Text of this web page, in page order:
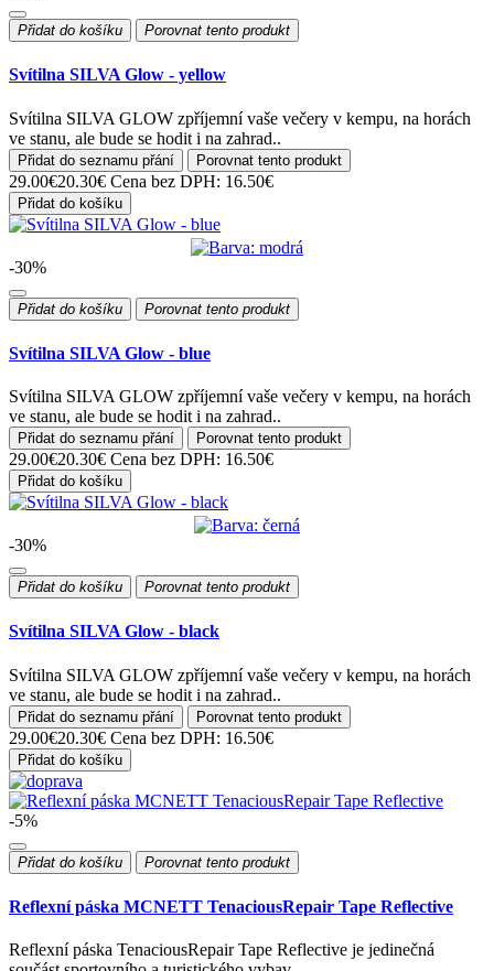
Přidat do košíku Porovnat tento produkt
Svítilna SILVA Glow - yellow
Svítilna SILVA GLOW zpříjemní vaše večery v kempu, na horách
ve stanu, ale bude se hodit i na zahrad..
Přidat do seznamu přání Porovnat tento produkt
29.00€20.30€ Cena bez DPH: 16.50€
Přidat do košíku
-30%
Přidat do košíku Porovnat tento produkt
Svítilna SILVA Glow - blue
Svítilna SILVA GLOW zpříjemní vaše večery v kempu, na horách
ve stanu, ale bude se hodit i na zahrad..
Přidat do seznamu přání Porovnat tento produkt
29.00€20.30€ Cena bez DPH: 16.50€
Přidat do košíku
-30%
Přidat do košíku Porovnat tento produkt
Svítilna SILVA Glow - black
Svítilna SILVA GLOW zpříjemní vaše večery v kempu, na horách
ve stanu, ale bude se hodit i na zahrad..
Přidat do seznamu přání Porovnat tento produkt
29.00€20.30€ Cena bez DPH: 16.50€
Přidat do košíku
-5%
Přidat do košíku Porovnat tento produkt
Reflexní páska MCNETT TenaciousRepair Tape Reflective
Reflexní páska TenaciousRepair Tape Reflective je jedinečná